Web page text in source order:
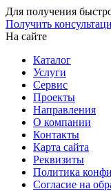
Для получения
Получить
На сайте
Каталог
Услуги
Сервис
Проекты
Направления
О компании
Контакты
Карта сайта
Реквизиты
Политика
Согласие на